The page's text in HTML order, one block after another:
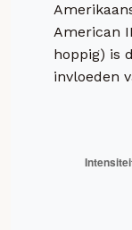
American
hoppig) is
invloeden